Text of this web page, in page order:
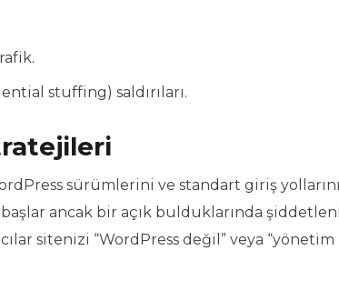
stuffing) saldırıları.
sürümlerini ve standart giriş yollarını
ancak bir açık bulduklarında
sitenizi “WordPress değil” veya “yönetim